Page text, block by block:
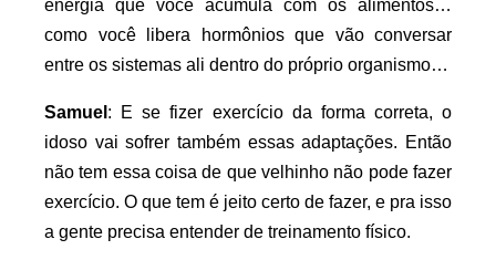
energia que você acumula com os alimentos…
como você libera hormônios que vão conversar
entre os sistemas ali dentro do próprio organismo…
Samuel : E se fizer exercício da forma correta, o
idoso vai sofrer também essas adaptações. Então
não tem essa coisa de que velhinho não pode fazer
exercício. O que tem é jeito certo de fazer, e pra isso
a gente precisa entender de treinamento físico.